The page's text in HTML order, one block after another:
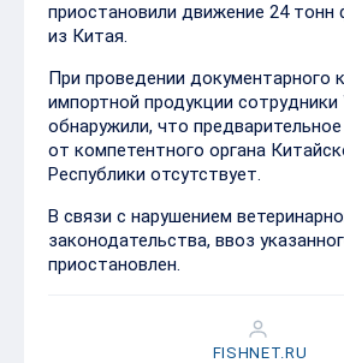
приостановили движение 24 тонн
из Китая.
При проведении документарного
импортной продукции сотрудники
обнаружили, что
от компетентного органа
Республики отсутствует.
В связи с нарушением
законодательства, ввоз
приостановлен.
FISHNET.RU